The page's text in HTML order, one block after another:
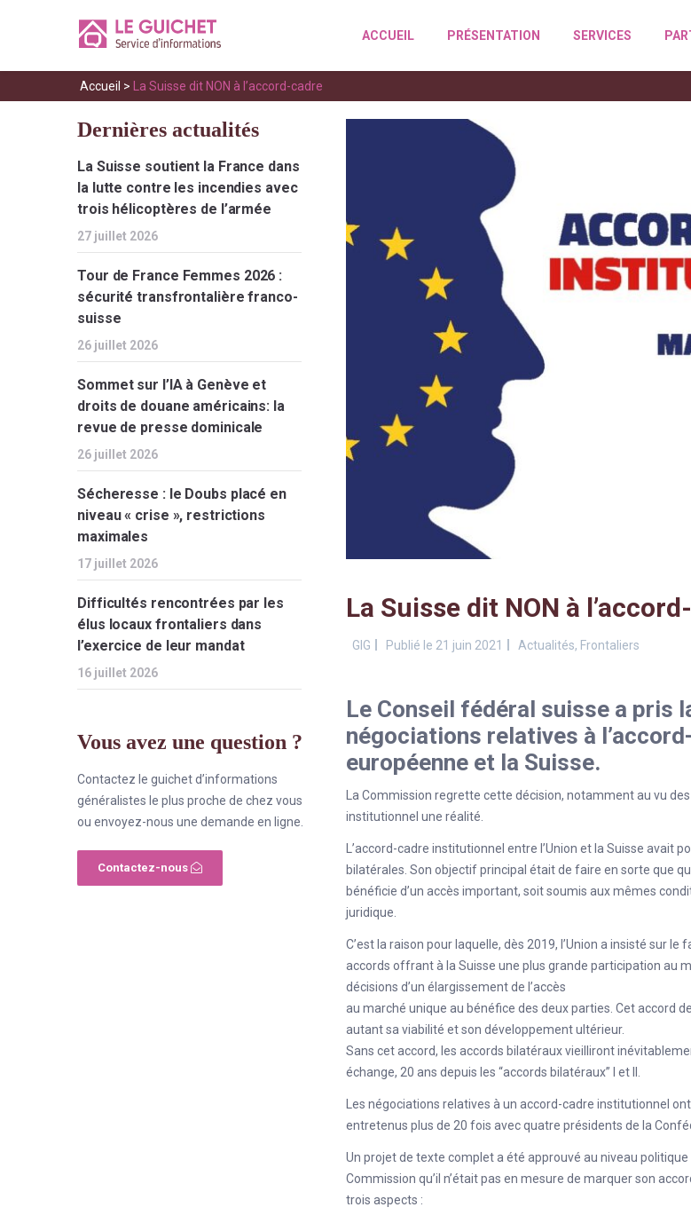
ACCUEIL PRÉSENTATION SERVICES
Accueil > La Suisse dit NON à l’accord-cadre
La Suisse dit NON à
GIG Publié le 21 juin 2021 Actualités, Frontaliers
Le Conseil fédéral suisse a pris
négociations relatives à
européenne et la Suisse.
La Commission regrette cette décision, notamment au vu
institutionnel une réalité.
L’accord-cadre institutionnel entre l’Union et la Suisse avait
bilatérales. Son objectif principal était de faire en sorte que
bénéficie d’un accès important, soit soumis aux mêmes
juridique.
C’est la raison pour laquelle, dès 2019, l’Union a insisté sur
accords offrant à la Suisse une plus grande participation au
décisions d’un élargissement de l’accès
au marché unique au bénéfice des deux parties. Cet accord
autant sa viabilité et son développement ultérieur.
Sans cet accord, les accords bilatéraux vieilliront
échange, 20 ans depuis les “accords bilatéraux” I et II.
Les négociations relatives à un accord-cadre institutionnel
entretenus plus de 20 fois avec quatre présidents de la
Un projet de texte complet a été approuvé au niveau
Commission qu’il n’était pas en mesure de marquer son
trois aspects :
Dernières actualités
La Suisse soutient la France dans
la lutte contre les incendies avec
trois hélicoptères de l’armée
27 juillet 2026
Tour de France Femmes 2026 :
sécurité transfrontalière franco-
suisse
26 juillet 2026
Sommet sur l’IA à Genève et
droits de douane américains: la
revue de presse dominicale
26 juillet 2026
Sécheresse : le Doubs placé en
niveau « crise », restrictions
maximales
17 juillet 2026
Difficultés rencontrées par les
élus locaux frontaliers dans
l’exercice de leur mandat
16 juillet 2026
Vous avez une question ?
Contactez le guichet d’informations
généralistes le plus proche de chez vous
ou envoyez-nous une demande en ligne.
Contactez-nous